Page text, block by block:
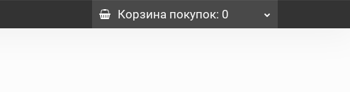
Корзинапокупок: 0